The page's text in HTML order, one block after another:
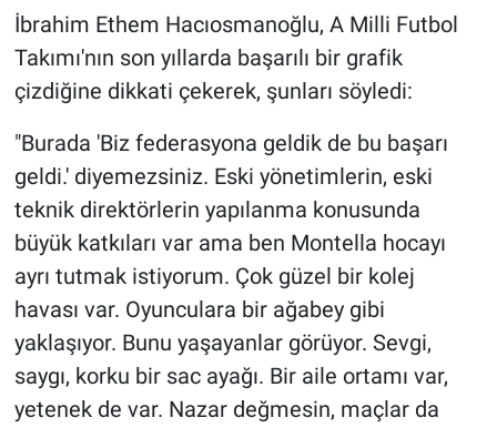
İbrahim Ethem Hacıosmanoğlu, A Milli Futbol
Takımı'nın son yıllarda başarılı bir grafik
çizdiğine dikkati çekerek, şunları söyledi:
"Burada 'Biz federasyona geldik de bu başarı
geldi.' diyemezsiniz. Eski yönetimlerin, eski
teknik direktörlerin yapılanma konusunda
büyük katkıları var ama ben Montella hocayı
ayrı tutmak istiyorum. Çok güzel bir kolej
havası var. Oyunculara bir ağabey gibi
yaklaşıyor. Bunu yaşayanlar görüyor. Sevgi,
saygı, korku bir sac ayağı. Bir aile ortamı var,
yetenek de var. Nazar değmesin, maçlar da